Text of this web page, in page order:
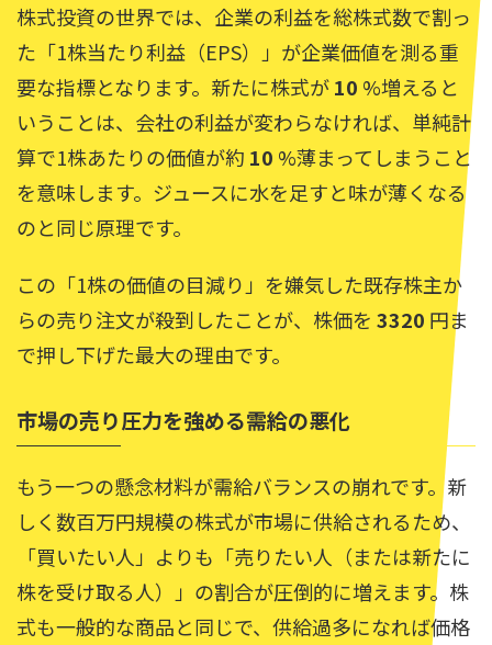
株式投資の世界では、企業の利益を総株式数で割っ
た「1株当たり利益（EPS）」が企業価値を測る重
要な指標となります。新たに株式が10 %増えると
いうことは、会社の利益が変わらなければ、単純計
算で1株あたりの価値が約 10 %薄まってしまうこと
を意味します。ジュースに水を足すと味が薄くなる
のと同じ原理です。
この「1株の価値の目減り」を嫌気した既存株主か
らの売り注文が殺到したことが、株価を 3320 円ま
で押し下げた最大の理由です。
市場の売り圧力を強める需給の悪化
もう一つの懸念材料が需給バランスの崩れです。新
しく数百万円規模の株式が市場に供給されるため、
「買いたい人」よりも「売りたい人（または新たに
株を受け取る人）」の割合が圧倒的に増えます。株
式も一般的な商品と同じで、供給過多になれば価格